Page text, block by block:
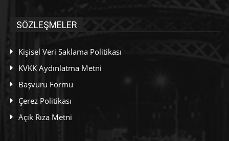
SÖZLEŞMELER
Kişisel Veri Saklama Politikası
KVKK Aydınlatma Metni
Başvuru Formu
Çerez Politikası
Açık Rıza Metni